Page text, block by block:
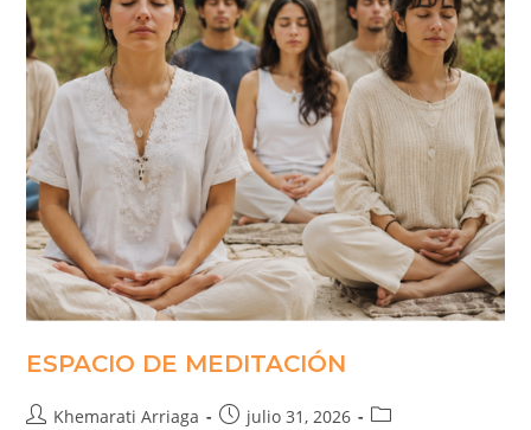
ESPACIO DE MEDITACIÓN
Khemarati Arriaga julio 31, 2026